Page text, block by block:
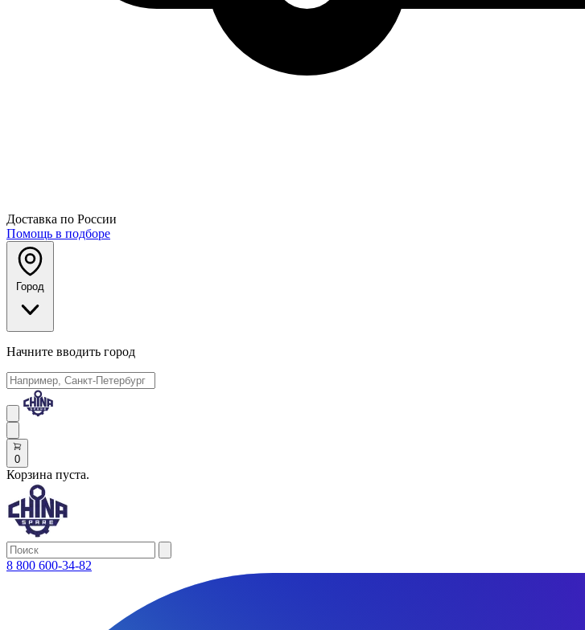
Доставка по России
Помощь в подборе
Город
Начните вводить город
0
Корзина пуста.
8 800 600-34-82